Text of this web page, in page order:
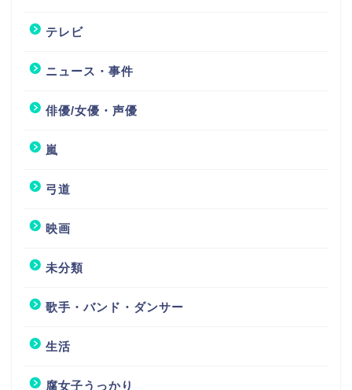
テレビ
ニュース・事件
俳優/女優・声優
嵐
弓道
映画
未分類
歌手・バンド・ダンサー
生活
腐女子うっかり